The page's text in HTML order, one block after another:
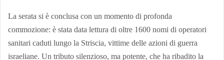
La serata si è conclusa con un momento di profonda
commozione: è stata data lettura di oltre 1600 nomi di operatori
sanitari caduti lungo la Striscia, vittime delle azioni di guerra
israeliane. Un tributo silenzioso, ma potente, che ha ribadito la